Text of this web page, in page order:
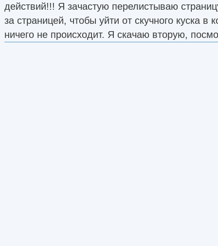
действий!!! Я зачастую перелистываю
за страницей, чтобы уйти от скучного куска в
ничего не происходит. Я скачаю вторую,